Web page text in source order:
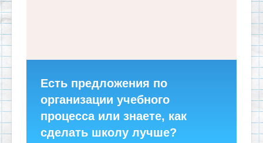
Есть предложения по
организации учебного
процесса или знаете, как
сделать школу лучше?